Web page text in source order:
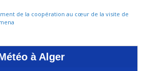
de la coopération au cœur de la visite de
à Alger